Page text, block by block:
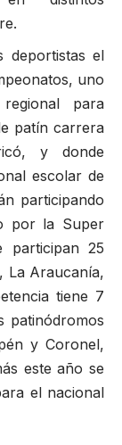
deportistas el
uno
para
patín carrera
y donde
escolar de
participando
por la Super
participan 25
La Araucanía,
tiene 7
patinódromos
y Coronel,
este año se
el nacional